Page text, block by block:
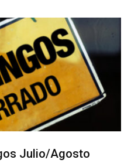
Julio/Agosto